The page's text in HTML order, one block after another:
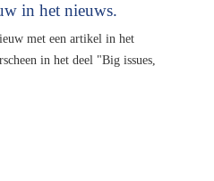
in het nieuws.
met een artikel in het
in het deel "Big issues,